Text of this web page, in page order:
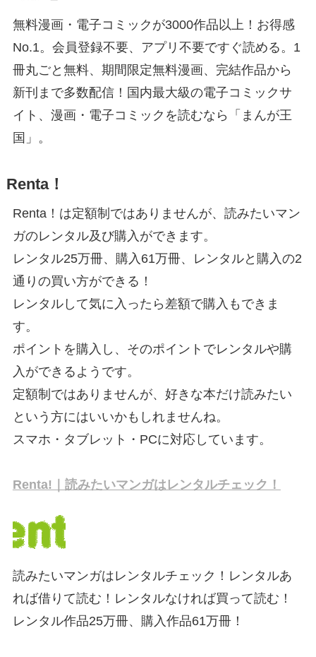
無料漫画・電子コミックが3000作品以上！お得感
No.1。会員登録不要、アプリ不要ですぐ読める。1
冊丸ごと無料、期間限定無料漫画、完結作品から
新刊まで多数配信！国内最大級の電子コミックサ
イト、漫画・電子コミックを読むなら「まんが王
国」。
Renta！
Renta！は定額制ではありませんが、読みたいマン
ガのレンタル及び購入ができます。
レンタル25万冊、購入61万冊、レンタルと購入の2
通りの買い方ができる！
レンタルして気に入ったら差額で購入もできま
す。
ポイントを購入し、そのポイントでレンタルや購
入ができるようです。
定額制ではありませんが、好きな本だけ読みたい
という方にはいいかもしれませんね。
スマホ・タブレット・PCに対応しています。
Renta!｜読みたいマンガはレンタルチェック！
読みたいマンガはレンタルチェック！レンタルあ
れば借りて読む！レンタルなければ買って読む！
レンタル作品25万冊、購入作品61万冊！